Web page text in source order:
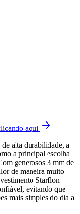
aqui
alta durabilidade, a
a principal escolha
generosos 3 mm de
de maneira muito
Starflon
evitando que
mais simples do dia a